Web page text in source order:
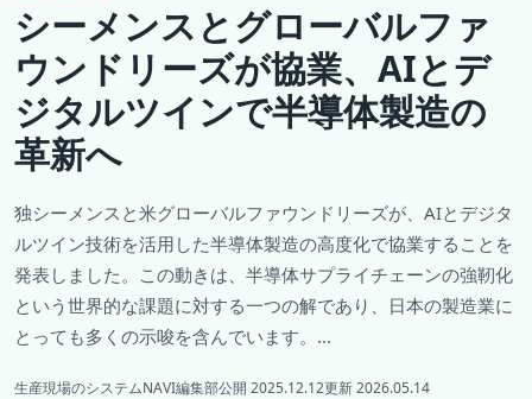
シーメンスとグローバルファ
ウンドリーズが協業、AIとデ
ジタルツインで半導体製造の
革新へ
独シーメンスと米グローバルファウンドリーズが、AIとデジタ
ルツイン技術を活用した半導体製造の高度化で協業することを
発表しました。この動きは、半導体サプライチェーンの強靭化
という世界的な課題に対する一つの解であり、日本の製造業に
とっても多くの示唆を含んでいます。...
生産現場のシステムNAVI編集部公開 2025.12.12更新 2026.05.14